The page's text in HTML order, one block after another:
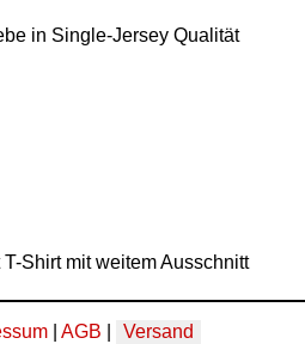
in Single-Jersey Qualität
Shirt mit weitem Ausschnitt
AGB Versand